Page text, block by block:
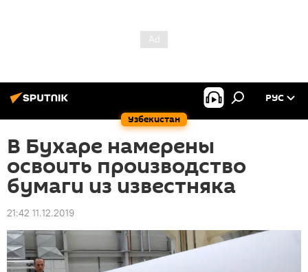
Узбекистан
РУС
В Бухаре намерены
освоить производство
бумаги из известняка
21:42 11.12.2019